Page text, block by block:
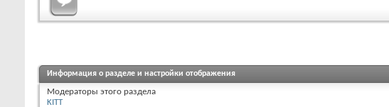
Информация о разделе и настройки отображения
Модераторы этого раздела
KITT